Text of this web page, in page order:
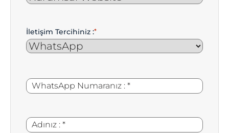
İletişim Tercihiniz :*
WhatsApp
Numaranız
*
Adınız
:
*